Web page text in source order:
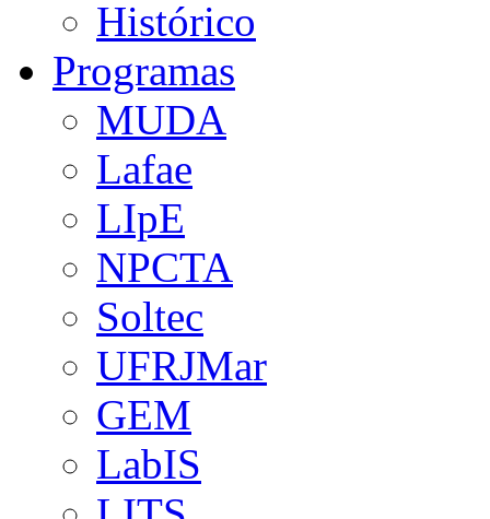
Histórico
Programas
MUDA
Lafae
LIpE
NPCTA
Soltec
UFRJMar
GEM
LabIS